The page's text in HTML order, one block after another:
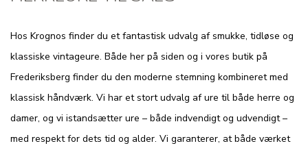
Hos Krognos finder du et fantastisk udvalg af smukke, tidløse og
klassiske vintageure. Både her på siden og i vores butik på
Frederiksberg finder du den moderne stemning kombineret med
klassisk håndværk. Vi har et stort udvalg af ure til både herre og
damer, og vi istandsætter ure – både indvendigt og udvendigt –
med respekt for dets tid og alder. Vi garanterer, at både værket